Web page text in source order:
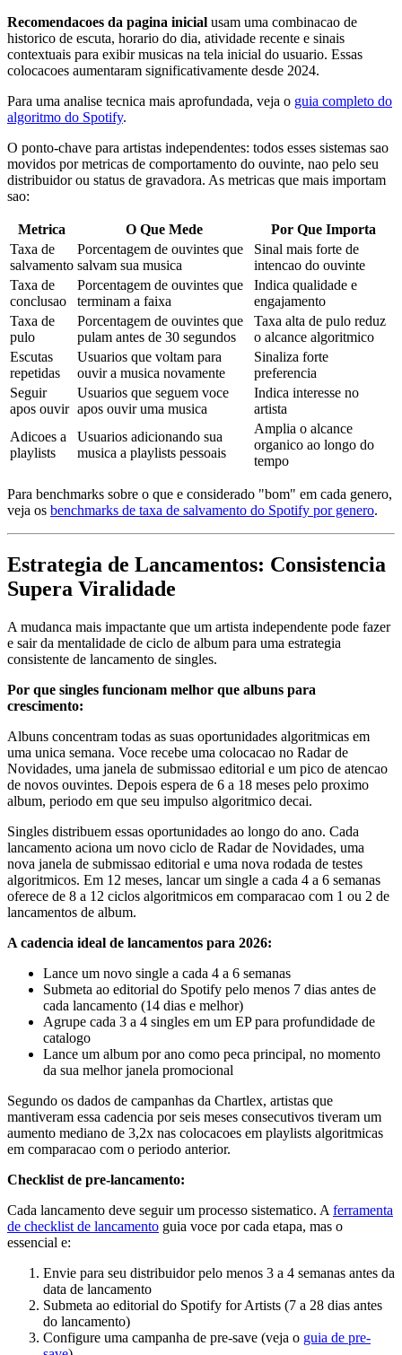
Recomendacoes da pagina inicial usam uma combinacao de
historico de escuta, horario do dia, atividade recente e sinais
contextuais para exibir musicas na tela inicial do usuario. Essas
colocacoes aumentaram significativamente desde 2024.
Para uma analise tecnica mais aprofundada, veja o guia completo do
algoritmo do Spotify.
O ponto-chave para artistas independentes: todos esses sistemas sao
movidos por metricas de comportamento do ouvinte, nao pelo seu
distribuidor ou status de gravadora. As metricas que mais importam
sao:
Metrica O Que Mede
Por Que Importa
Taxa de
salvamento
Porcentagem de ouvintes que
salvam sua musica
Sinal mais forte de
intencao do ouvinte
Taxa de
conclusao
Porcentagem de ouvintes que
terminam a faixa
Indica qualidade e
engajamento
Taxa de
pulo
Porcentagem de ouvintes que
pulam antes de 30 segundos
Taxa alta de pulo reduz
o alcance algoritmico
Escutas
repetidas
Usuarios que voltam para
ouvir a musica novamente
Sinaliza forte
preferencia
Seguir
apos ouvir
Usuarios que seguem voce
apos ouvir uma musica
Indica interesse no
artista
Adicoes a
playlists
Usuarios adicionando sua
musica a playlists pessoais
Amplia o alcance
organico ao longo do
tempo
Para benchmarks sobre o que e considerado "bom" em cada genero,
veja os benchmarks de taxa de salvamento do Spotify por genero.
Estrategia de Lancamentos: Consistencia
Supera Viralidade
A mudanca mais impactante que um artista independente pode fazer
e sair da mentalidade de ciclo de album para uma estrategia
consistente de lancamento de singles.
Por que singles funcionam melhor que albuns para
crescimento:
Albuns concentram todas as suas oportunidades algoritmicas em
uma unica semana. Voce recebe uma colocacao no Radar de
Novidades, uma janela de submissao editorial e um pico de atencao
de novos ouvintes. Depois espera de 6 a 18 meses pelo proximo
album, periodo em que seu impulso algoritmico decai.
Singles distribuem essas oportunidades ao longo do ano. Cada
lancamento aciona um novo ciclo de Radar de Novidades, uma
nova janela de submissao editorial e uma nova rodada de testes
algoritmicos. Em 12 meses, lancar um single a cada 4 a 6 semanas
oferece de 8 a 12 ciclos algoritmicos em comparacao com 1 ou 2 de
lancamentos de album.
A cadencia ideal de lancamentos para 2026:
Lance um novo single a cada 4 a 6 semanas
Submeta ao editorial do Spotify pelo menos 7 dias antes de
cada lancamento (14 dias e melhor)
Agrupe cada 3 a 4 singles em um EP para profundidade de
catalogo
Lance um album por ano como peca principal, no momento
da sua melhor janela promocional
Segundo os dados de campanhas da Chartlex, artistas que
mantiveram essa cadencia por seis meses consecutivos tiveram um
aumento mediano de 3,2x nas colocacoes em playlists algoritmicas
em comparacao com o periodo anterior.
Checklist de pre-lancamento:
Cada lancamento deve seguir um processo sistematico. A ferramenta
de checklist de lancamento guia voce por cada etapa, mas o
essencial e:
Envie para seu distribuidor pelo menos 3 a 4 semanas antes da
data de lancamento
Submeta ao editorial do Spotify for Artists (7 a 28 dias antes
do lancamento)
Configure uma campanha de pre-save (veja o guia de pre-